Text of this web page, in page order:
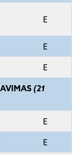
E
E
E
(21
E
E